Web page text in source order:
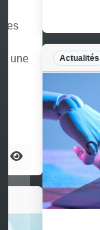
Actualités